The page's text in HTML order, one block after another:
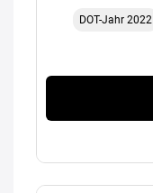
DOT-Jahr 2022